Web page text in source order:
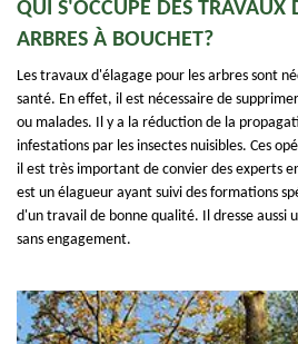
QUI S'OCCUPE DES TRAVAUX
ARBRES À BOUCHET?
Les travaux d'élagage pour les arbres sont
santé. En effet, il est nécessaire de
ou malades. Il y a la réduction de la
infestations par les insectes nuisibles. Ces
il est très important de convier des experts
est un élagueur ayant suivi des formations
d'un travail de bonne qualité. Il dresse
sans engagement.